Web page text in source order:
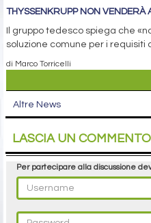
THYSSENKRUPP NON VENDERÀ
Il gruppo tedesco spiega che
soluzione comune per i requisiti
di Marco Torricelli
Altre News
LASCIA UN COMMENTO
Per partecipare alla discussione